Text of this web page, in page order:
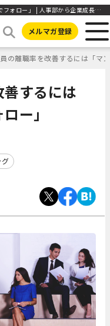
新入社員の離職率を改善するには「マンツーマンでフォロー」 | 人事部から企業成長を応援するメディアHR NOTE
メルマガ登録
の離職率を改善するには「マ
するには
ー」
グ